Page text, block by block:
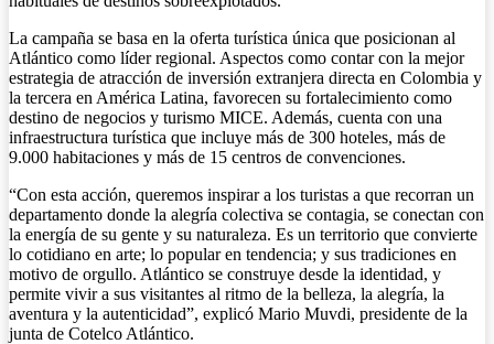
La campaña se basa en la oferta turística única que posicionan al
Atlántico como líder regional. Aspectos como contar con la mejor
estrategia de atracción de inversión extranjera directa en Colombia y
la tercera en América Latina, favorecen su fortalecimiento como
destino de negocios y turismo MICE. Además, cuenta con una
infraestructura turística que incluye más de 300 hoteles, más de
9.000 habitaciones y más de 15 centros de convenciones.
“Con esta acción, queremos inspirar a los turistas a que recorran un
departamento donde la alegría colectiva se contagia, se conectan con
la energía de su gente y su naturaleza. Es un territorio que convierte
lo cotidiano en arte; lo popular en tendencia; y sus tradiciones en
motivo de orgullo. Atlántico se construye desde la identidad, y
permite vivir a sus visitantes al ritmo de la belleza, la alegría, la
aventura y la autenticidad”, explicó Mario Muvdi, presidente de la
junta de Cotelco Atlántico.